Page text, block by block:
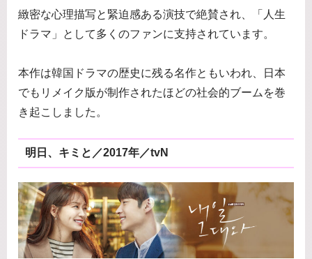
緻密な心理描写と緊迫感ある演技で絶賛され、「人生
ドラマ」として多くのファンに支持されています。
本作は韓国ドラマの歴史に残る名作ともいわれ、日本
でもリメイク版が制作されたほどの社会的ブームを巻
き起こしました。
明日、キミと／2017年／tvN